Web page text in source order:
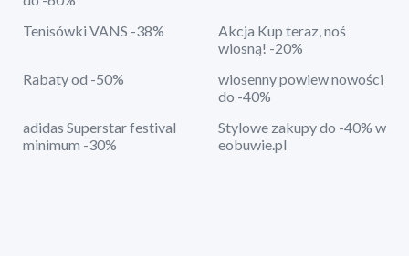
Tenisówki VANS -38%
Akcja Kup teraz, noś
wiosną! -20%
Rabaty od -50%
wiosenny powiew nowości
do -40%
adidas Superstar festival
minimum -30%
Stylowe zakupy do -40% w
eobuwie.pl